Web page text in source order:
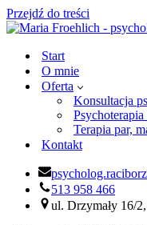
Przejdź do treści
Start
O mnie
Oferta
Konsultacja
Terapia par,
Kontakt
513 958 466
ul. Drzymały 16/